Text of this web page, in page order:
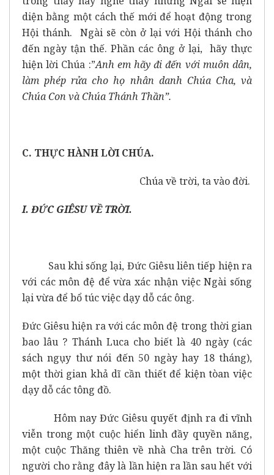
diện bằng một cách thế mới để hoạt động trong
Hội thánh. Ngài sẽ còn ở lại với Hội thánh cho
đến ngày tận thế. Phần các ông ở lại, hãy thực
hiện lời Chúa :”Anh em hãy đi đến với muôn dân,
làm phép rửa cho họ nhân danh Chúa Cha, và
Chúa Con và Chúa Thánh Thần”.
C. THỰC HÀNH LỜI CHÚA.
Chúa về trời, ta vào đời.
I. ĐỨC GIÊSU VỀ TRỜI.
Sau khi sống lại, Đức Giêsu liên tiếp hiện ra
với các môn đệ để vừa xác nhận việc Ngài sống
lại vừa để bổ túc việc dạy dỗ các ông.
Đức Giêsu hiện ra với các môn đệ trong thời gian
bao lâu ? Thánh Luca cho biết là 40 ngày (các
sách ngụy thư nói đến 50 ngày hay 18 tháng),
một thời gian khả dĩ cần thiết để kiện tòan việc
dạy dỗ các tông đồ.
Hôm nay Đức Giêsu quyết định ra đi vĩnh
viễn trong một cuộc hiển linh đầy quyền năng,
một cuộc Thăng thiên về nhà Cha trên trời. Có
người cho rằng đây là lần hiện ra lần sau hết với